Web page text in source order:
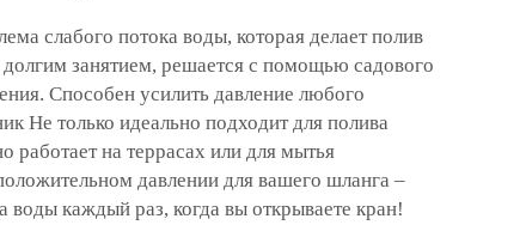
слабого потока воды, которая делает полив
занятием, решается с помощью садового
Способен усилить давление любого
Не только идеально подходит для полива
работает на террасах или для мытья
давлении для вашего шланга –
воды каждый раз, когда вы открываете кран!